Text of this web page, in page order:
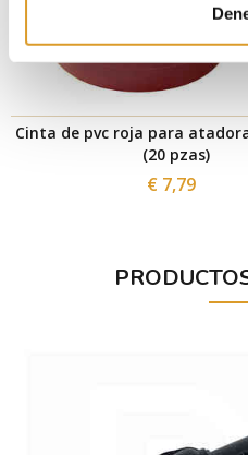
Cinta de pvc roja para
(20 pzas)
€ 7,79